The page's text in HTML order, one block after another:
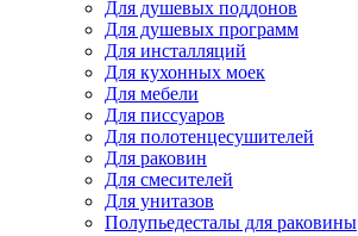
Для душевых поддонов
Для душевых программ
Для инсталляций
Для кухонных моек
Для мебели
Для писсуаров
Для полотенцесушителей
Для раковин
Для смесителей
Для унитазов
Полупьедесталы для раковины